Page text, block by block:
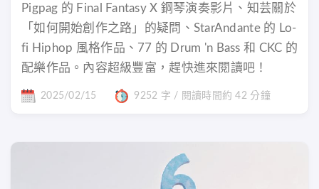
Pigpag 的 Final Fantasy X 鋼琴演奏影片、知芸關於
「如何開始創作之路」的疑問、StarAndante 的 Lo-
fi Hiphop 風格作品、77 的 Drum 'n Bass 和 CKC 的
配樂作品。內容超級豐富，趕快進來閱讀吧！
2025/02/15 9252 字 / 閱讀時間約 42 分鐘